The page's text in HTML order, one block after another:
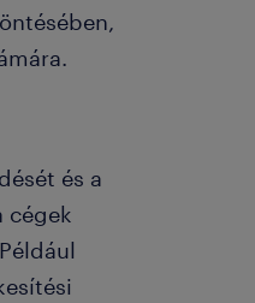
és a
cégek